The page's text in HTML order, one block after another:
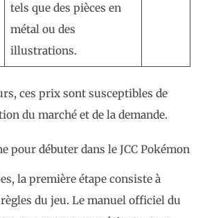
tels que des pièces en
métal ou des
illustrations.
ces prix sont susceptibles de
du marché et de la demande.
pour débuter dans le JCC Pokémon
la première étape consiste à
du jeu. Le manuel officiel du